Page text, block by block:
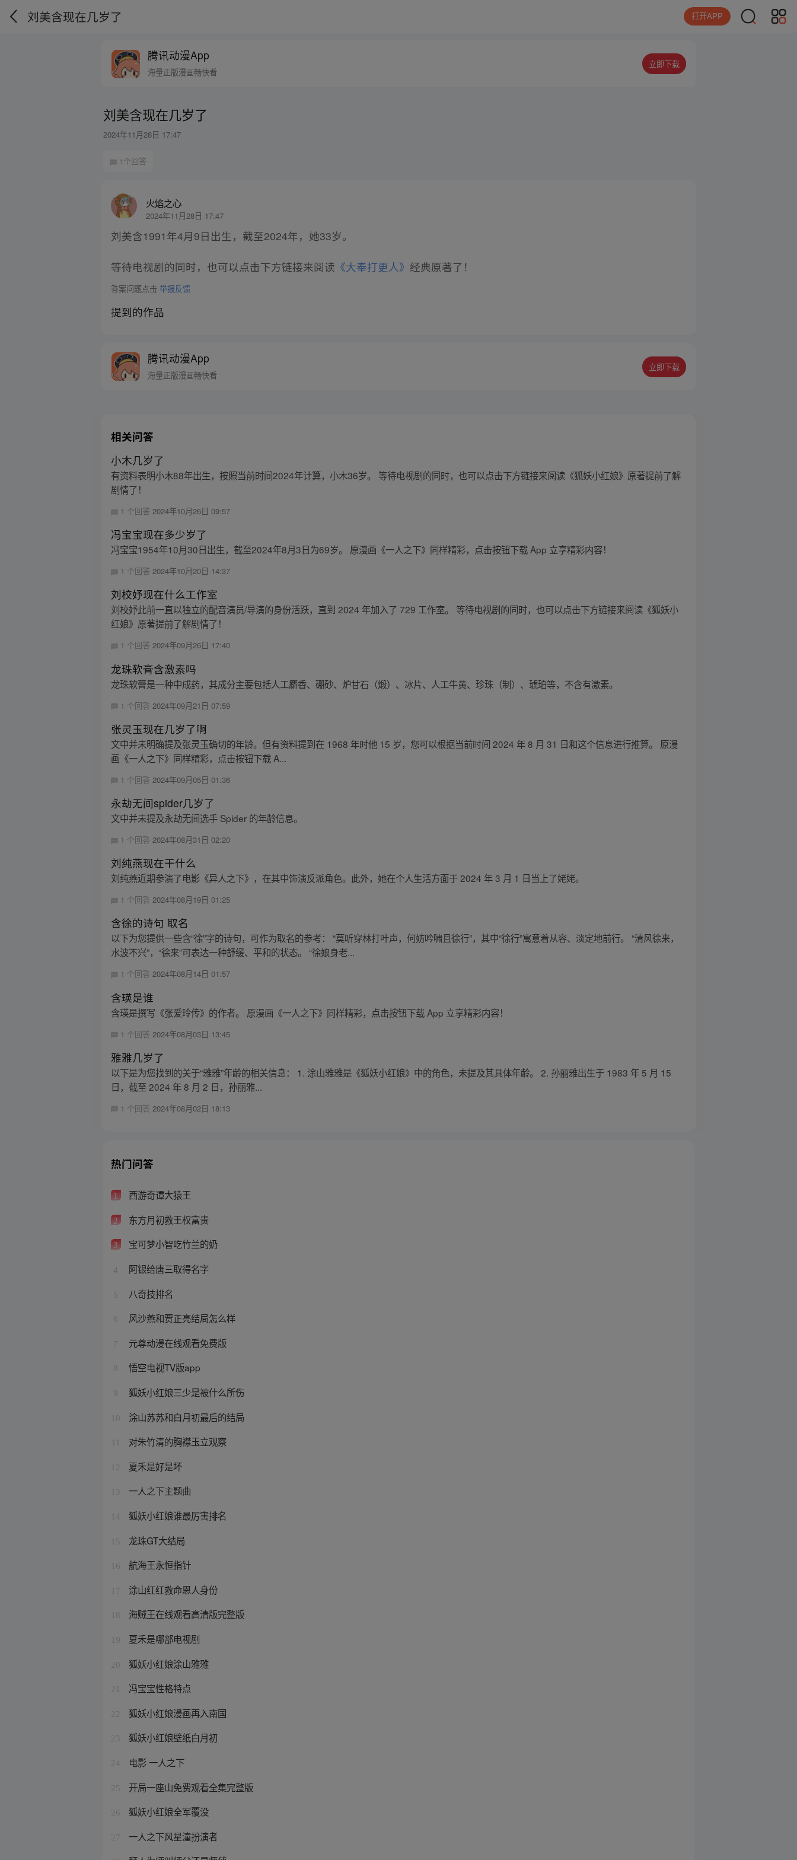
刘美含现在几岁了 打开APP
腾讯动漫App
海量正版漫画畅快看
立即下载
刘美含现在几岁了
2024年11月28日 17:47
1个回答
火焰之心
2024年11月28日 17:47
刘美含1991年4月9日出生，截至2024年，她33岁。
等待电视剧的同时，也可以点击下方链接来阅读 《大奉打更人》 经典原著了！
答案问题点击举报反馈
提到的作品
腾讯动漫App
海量正版漫画畅快看
立即下载
相关问答
小木几岁了
有资料表明小木88年出生，按照当前时间2024年计算，小木36岁。 等待电视剧的同时，也可以点击下方链接来阅读《狐妖小红娘》原著提前了解
剧情了！
1 个回答2024年10月26日 09:57
冯宝宝现在多少岁了
冯宝宝1954年10月30日出生，截至2024年8月3日为69岁。 原漫画《一人之下》同样精彩，点击按钮下载 App 立享精彩内容！
1 个回答2024年10月20日 14:37
刘校妤现在什么工作室
刘校妤此前一直以独立的配音演员/导演的身份活跃，直到 2024 年加入了 729 工作室。 等待电视剧的同时，也可以点击下方链接来阅读《狐妖小
红娘》原著提前了解剧情了！
1 个回答2024年09月26日 17:40
龙珠软膏含激素吗
龙珠软膏是一种中成药，其成分主要包括人工麝香、硼砂、炉甘石（煅）、冰片、人工牛黄、珍珠（制）、琥珀等，不含有激素。
1 个回答 2024年09月21日 07:59
张灵玉现在几岁了啊
文中并未明确提及张灵玉确切的年龄。但有资料提到在 1968 年时他 15 岁，您可以根据当前时间 2024 年 8 月 31 日和这个信息进行推算。 原漫
画《一人之下》同样精彩，点击按钮下载 A...
1 个回答 2024年09月05日 01:36
永劫无间spider几岁了
文中并未提及永劫无间选手 Spider 的年龄信息。
1 个回答2024年08月31日 02:20
刘纯燕现在干什么
刘纯燕近期参演了电影《异人之下》，在其中饰演反派角色。此外，她在个人生活方面于 2024 年 3 月 1 日当上了姥姥。
1 个回答2024年08月19日 01:25
含徐的诗句 取名
以下为您提供一些含“徐”字的诗句，可作为取名的参考： “莫听穿林打叶声，何妨吟啸且徐行”，其中“徐行”寓意着从容、淡定地前行。 “清风徐来，
水波不兴”，“徐来”可表达一种舒缓、平和的状态。 “徐娘身老...
1 个回答2024年08月14日 01:57
含瑛是谁
含瑛是撰写《张爱玲传》的作者。 原漫画《一人之下》同样精彩，点击按钮下载 App 立享精彩内容！
1 个回答 2024年08月03日 13:45
雅雅几岁了
以下是为您找到的关于“雅雅”年龄的相关信息： 1. 涂山雅雅是《狐妖小红娘》中的角色，未提及其具体年龄。 2. 孙丽雅出生于 1983 年 5 月 15
日，截至 2024 年 8 月 2 日，孙丽雅...
1 个回答 2024年08月02日 18:13
热门问答
1 西游奇谭大猿王
2 东方月初救王权富贵
3 宝可梦小智吃竹兰的奶
4 阿银给唐三取得名字
5 八奇技排名
6 风沙燕和贾正亮结局怎么样
7 元尊动漫在线观看免费版
8 悟空电视TV版app
9 狐妖小红娘三少是被什么所伤
10 涂山苏苏和白月初最后的结局
对朱竹清的胸襟玉立观察
12 夏禾是好是坏
13 一人之下主题曲
14 狐妖小红娘谁最厉害排名
15 龙珠GT大结局
16 航海王永恒指针
17 涂山红红救命恩人身份
18 海贼王在线观看高清版完整版
19 夏禾是哪部电视剧
20 狐妖小红娘涂山雅雅
21 冯宝宝性格特点
22 狐妖小红娘漫画再入南国
23 狐妖小红娘壁纸白月初
24 电影 一人之下
25 开局一座山免费观看全集完整版
26 狐妖小红娘全军覆没
27 一人之下风星潼扮演者